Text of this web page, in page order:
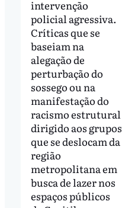
intervenção
policial agressiva.
Críticas que se
baseiam na
alegação de
perturbação do
sossego ou na
manifestação do
racismo estrutural
dirigido aos grupos
que se deslocam da
região
metropolitana em
busca de lazer nos
espaços públicos